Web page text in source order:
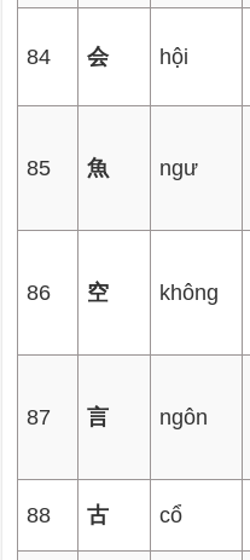
84 会 hội
85 魚 ngư
86 空 không
87 言 ngôn
88 古 cổ